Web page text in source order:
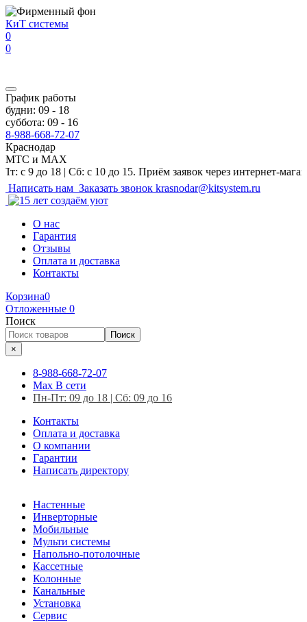
Перейти к основному содержанию
КиТ системы
0
0
График работы
будни: 09 - 18
суббота: 09 - 16
8-988-668-72-07
Краснодар
МТС и MAX
| Сб: с 10 до 15. Приём заявок через интернет-магазин и на
Написать нам Заказать звонок krasnodar@kitsystem.ru
О нас
Гарантия
Отзывы
Оплата и доставка
Контакты
Корзина0
Отложенные 0
Поиск
Поиск
×
8-988-668-72-07
Max В сети
Пн-Пт: 09 до 18 | Сб: 09 до 16
Контакты
Оплата и доставка
О компании
Гарантии
Написать директору
Настенные
Инверторные
Мобильные
Мульти системы
Напольно-потолочные
Кассетные
Колонные
Канальные
Установка
Сервис